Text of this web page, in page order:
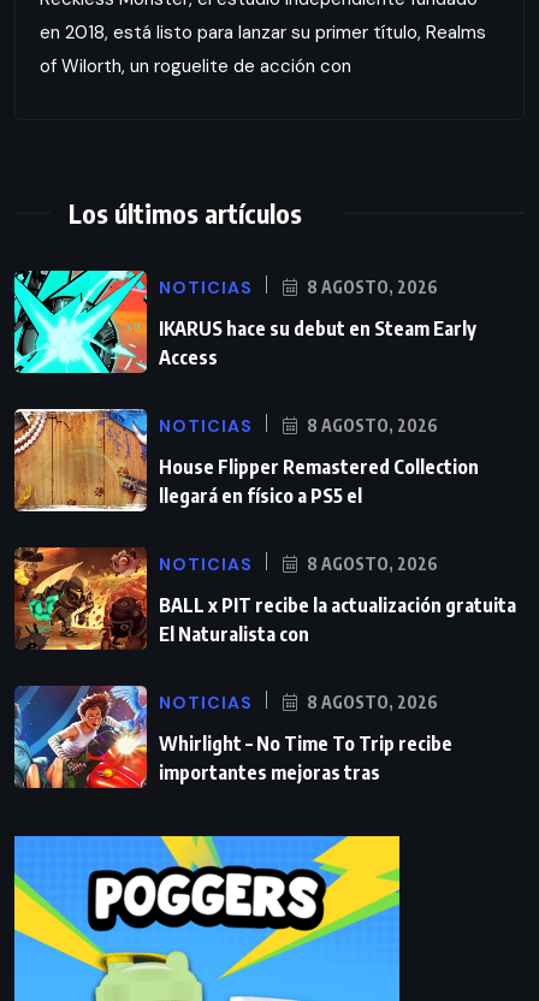
en 2018, está listo para lanzar su primer título, Realms
of Wilorth, un roguelite de acción con
Los últimos artículos
NOTICIAS 8 AGOSTO, 2026
IKARUS hace su debut en Steam Early
Access
NOTICIAS 8 AGOSTO, 2026
House Flipper Remastered Collection
llegará en físico a PS5 el
NOTICIAS 8 AGOSTO, 2026
BALL x PIT recibe la actualización gratuita
El Naturalista con
NOTICIAS 8 AGOSTO, 2026
Whirlight – No Time To Trip recibe
importantes mejoras tras